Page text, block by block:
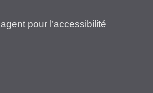
pour l’accessibilité